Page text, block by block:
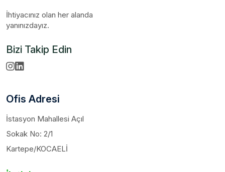
İhtiyacınız olan her alanda
yanınızdayız.
Bizi Takip Edin
Ofis Adresi
İstasyon Mahallesi Açıl
Sokak No: 2/1
Kartepe/KOCAELİ